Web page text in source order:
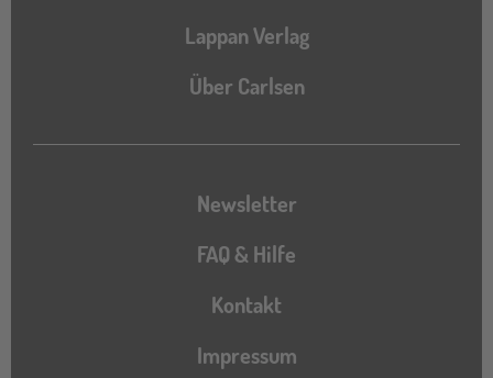
Lappan Verlag
Über Carlsen
Newsletter
FAQ & Hilfe
Kontakt
Impressum